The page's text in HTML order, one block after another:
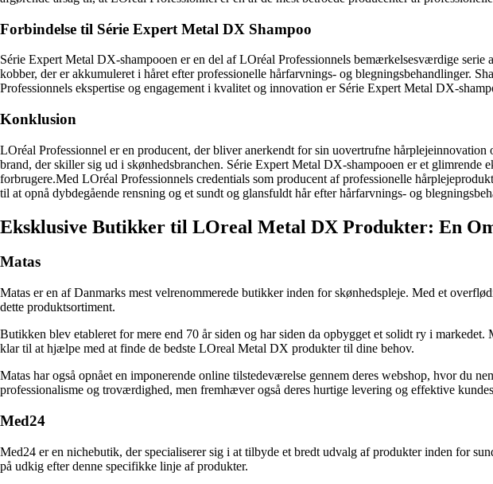
Forbindelse til Série Expert Metal DX Shampoo
Série Expert Metal DX-shampooen er en del af LOréal Professionnels bemærkelsesværdige
kobber, der er akkumuleret i håret efter professionelle hårfarvnings- og blegningsbehandlinger.
Professionnels ekspertise og engagement i kvalitet og innovation er Série Expert Metal DX-
Konklusion
LOréal Professionnel er en producent, der bliver anerkendt for sin uovertrufne
brand, der skiller sig ud i skønhedsbranchen. Série Expert Metal DX-shampooen er et glimrende
forbrugere.Med LOréal Professionnels credentials som producent af professionelle
til at opnå dybdegående rensning og et sundt og glansfuldt hår efter hårfarvnings- og
Eksklusive Butikker til LOreal Metal DX Produkter: En
Matas
Matas er en af Danmarks mest velrenommerede butikker inden for skønhedspleje. Med et
dette produktsortiment.
Butikken blev etableret for mere end 70 år siden og har siden da opbygget et solidt ry i
klar til at hjælpe med at finde de bedste LOreal Metal DX produkter til dine behov.
Matas har også opnået en imponerende online tilstedeværelse gennem deres webshop, hvor du
professionalisme og troværdighed, men fremhæver også deres hurtige levering og effektive
Med24
Med24 er en nichebutik, der specialiserer sig i at tilbyde et bredt udvalg af produkter inden for
på udkig efter denne specifikke linje af produkter.